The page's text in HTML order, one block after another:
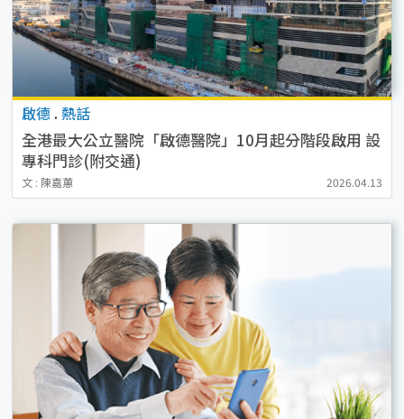
啟德 . 熱話
全港最大公立醫院「啟德醫院」10月起分階段啟用 設
專科門診(附交通)
文 : 陳嘉蕙 2026.04.13